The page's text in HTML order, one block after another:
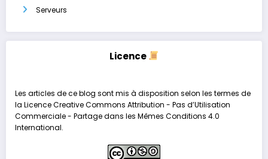
Serveurs
Licence
Les articles de ce blog sont mis à disposition selon les termes de
la Licence Creative Commons Attribution - Pas d’Utilisation
Commerciale - Partage dans les Mêmes Conditions 4.0
International.